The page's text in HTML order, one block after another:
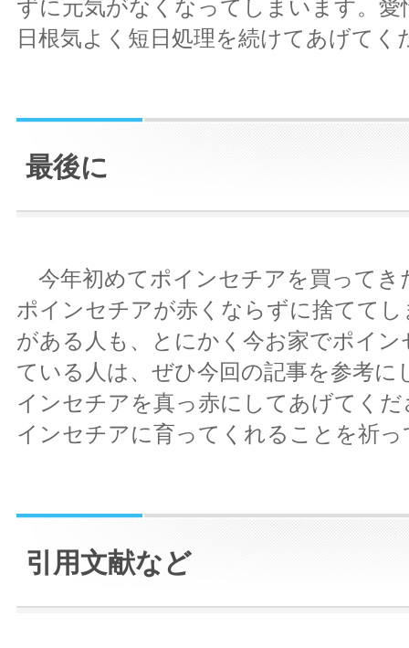
ずに元気がなくなってしまいます。愛
日根気よく短日処理を続けてあげてく
最後に
今年初めてポインセチアを買ってき
ポインセチアが赤くならずに捨てて
がある人も、とにかく今お家でポイ
ている人は、ぜひ今回の記事を参考に
インセチアを真っ赤にしてあげてく
インセチアに育ってくれることを祈
引用文献など